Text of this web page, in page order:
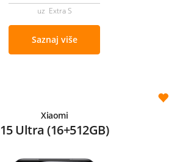
uz Extra S
Saznaj više
Xiaomi
15 Ultra (16+512GB)